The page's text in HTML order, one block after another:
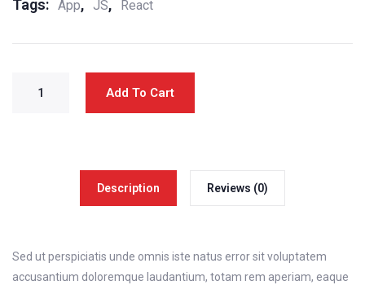
Tags: App, JS, React
Add To Cart
Description Reviews (0)
Sed ut perspiciatis unde omnis iste natus error sit voluptatem
accusantium doloremque laudantium, totam rem aperiam, eaque